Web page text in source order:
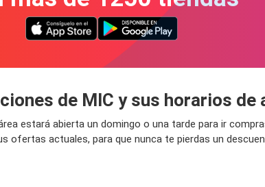
de MIC y sus horarios
estará abierta un domingo o una tarde para ir
ofertas actuales, para que nunca te pierdas un